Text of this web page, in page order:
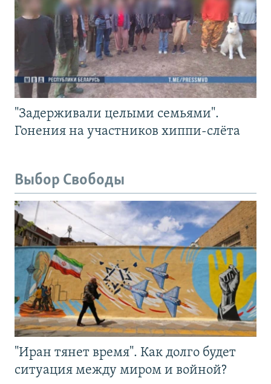
"Задерживали целыми семьями".
Гонения на участников хиппи-слёта
Выбор Свободы
"Иран тянет время". Как долго будет
ситуация между миром и войной?